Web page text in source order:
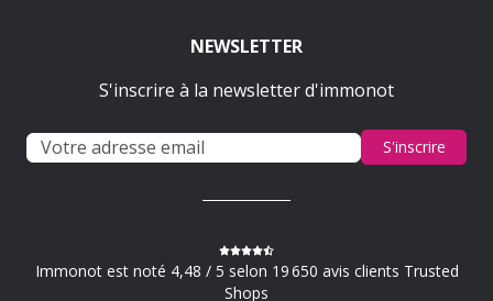
NEWSLETTER
S'inscrire à la newsletter d'immonot
S'inscrire
Immonot est noté 4,48 / 5 selon 19 650 avis clients Trusted
Shops